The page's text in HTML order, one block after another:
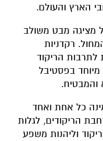
הארץ והעולם.
מציגה מבט משולב
רקדניות
לתרבות הריקוד
בפסטיבל
והמבטיח.
כל אחת ואחד
הריקודים, לגלות
וליהנות משפע